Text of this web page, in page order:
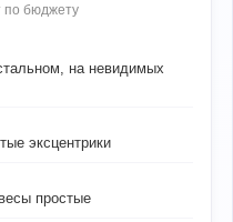
по бюджету
на невидимых
эксцентрики
простые